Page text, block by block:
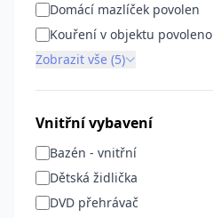
Domácí mazlíček povolen
Kouření v objektu povoleno
Zobrazit vše (5)
Vnitřní vybavení
Bazén - vnitřní
Dětská židlička
DVD přehrávač